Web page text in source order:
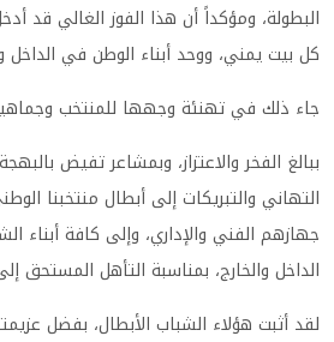
البطولة، ومؤكداً أن هذا الفوز الغالي قد
كل بيت يمني، ووحد أبناء الوطن في الداخل
جاء ذلك في تهنئة وجهها للمنتخب
ببالغ الفخر والاعتزاز، وبمشاعر تفيض
التهاني والتبريكات إلى أبطال منتخبنا
جهازهم الفني والإداري، وإلى كافة
الداخل والخارج، بمناسبة التأهل المستحق
لقد أثبت هؤلاء الشباب الأبطال، بفضل